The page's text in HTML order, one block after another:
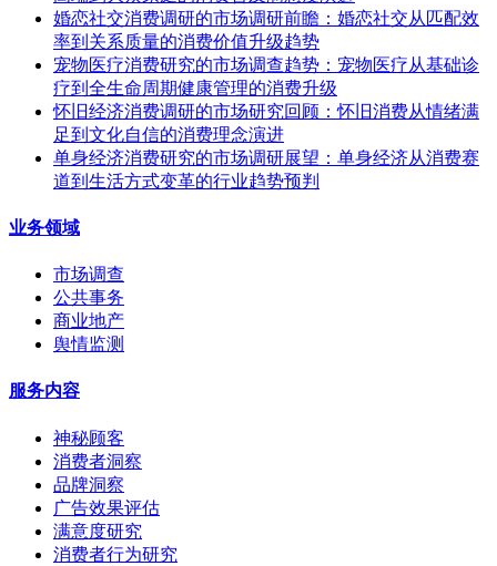
婚恋社交消费调研的市场调研前瞻：婚恋社交从匹配效
率到关系质量的消费价值升级趋势
宠物医疗消费研究的市场调查趋势：宠物医疗从基础诊
疗到全生命周期健康管理的消费升级
怀旧经济消费调研的市场研究回顾：怀旧消费从情绪满
足到文化自信的消费理念演进
单身经济消费研究的市场调研展望：单身经济从消费赛
道到生活方式变革的行业趋势预判
业务领域
市场调查
公共事务
商业地产
舆情监测
服务内容
神秘顾客
消费者洞察
品牌洞察
广告效果评估
满意度研究
消费者行为研究